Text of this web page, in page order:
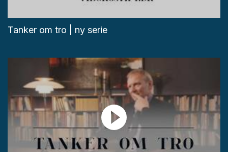
Tanker om tro | ny serie